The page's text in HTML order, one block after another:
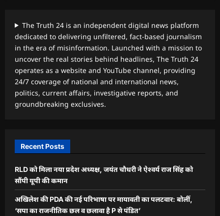
The Truth 24 is an independent digital news platform
dedicated to delivering unfiltered, fact-based journalism
in the era of misinformation. Launched with a mission to
uncover the real stories behind headlines, The Truth 24
operates as a website and YouTube channel, providing
24/7 coverage of national and international news,
politics, current affairs, investigative reports, and
groundbreaking exclusives.
Recent Posts
RLD को मिला नया प्रदेश अध्यक्ष, जयंत चौधरी ने ऐश्वर्य राज सिंह को
सौंपी यूपी की कमान
अखिलेश की PDA की नई परिभाषा पर मायावती का पलटवार: बोलीं,
‘सपा का राजनीतिक छल व छलावा है P से पंडित’